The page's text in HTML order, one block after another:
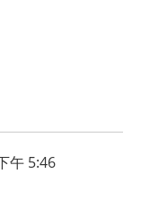
午 5:46